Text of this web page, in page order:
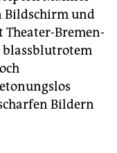
Bildschirm und
Bremen-
Bildern